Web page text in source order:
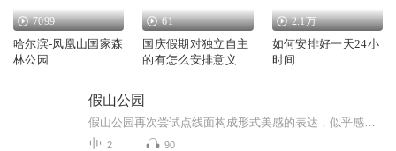
7099
哈尔滨-凤凰山国家森
林公园
61
国庆假期对独立自主
的有怎么安排意义
2.1万
如何安排好一天24小
时间
假山公园
2 90